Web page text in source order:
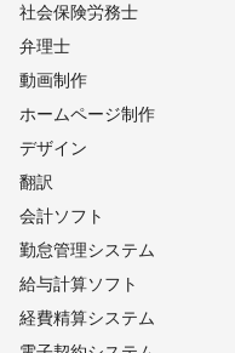
社会保険労務士
弁理士
動画制作
ホームページ制作
デザイン
翻訳
会計ソフト
勤怠管理システム
給与計算ソフト
経費精算システム